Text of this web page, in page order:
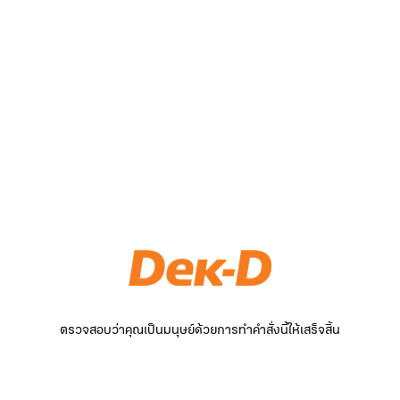
ตรวจสอบว่าคุณเป็นมนุษย์ด้วยการทำคำสั่งนี้ให้เสร็จสิ้น